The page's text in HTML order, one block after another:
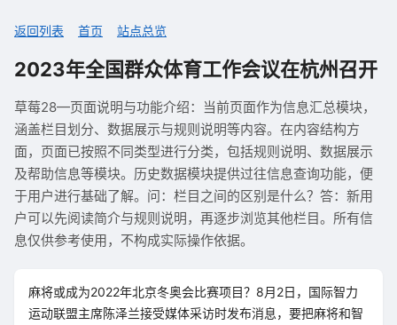
返回列表 首页 站点总览
2023年全国群众体育工作会议在杭州召开
草莓28—页面说明与功能介绍：当前页面作为信息汇总模块，
涵盖栏目划分、数据展示与规则说明等内容。在内容结构方
面，页面已按照不同类型进行分类，包括规则说明、数据展示
及帮助信息等模块。历史数据模块提供过往信息查询功能，便
于用户进行基础了解。问：栏目之间的区别是什么？答：新用
户可以先阅读简介与规则说明，再逐步浏览其他栏目。所有信
息仅供参考使用，不构成实际操作依据。
麻将或成为2022年北京冬奥会比赛项目？8月2日，国际智力
运动联盟主席陈泽兰接受媒体采访时发布消息，要把麻将和智